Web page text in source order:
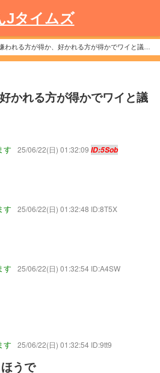
Jタイムズ
われる方が得か、好かれる方が得かでワイと議論
かれる方が得かでワイと議
す 25/06/22(日) 01:32:09 ID:5Sob
す 25/06/22(日) 01:32:48 ID:8T5X
す 25/06/22(日) 01:32:54 ID:A4SW
す 25/06/22(日) 01:32:54 ID:9tt9
うで